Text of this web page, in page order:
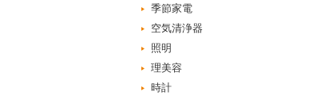
季節家電
空気清浄器
照明
理美容
時計